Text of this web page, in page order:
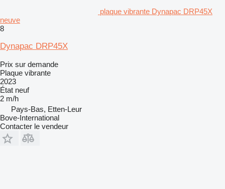
plaque vibrante Dynapac DRP45X
neuve
8
Dynapac DRP45X
Prix sur demande
Plaque vibrante
2023
État neuf
2 m/h
Pays-Bas, Etten-Leur
Bove-International
Contacter le vendeur